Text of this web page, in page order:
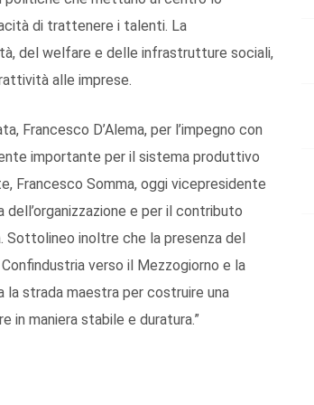
di trattenere i talenti. La
del welfare e delle infrastrutture sociali,
alle imprese.
Francesco D’Alema, per l’impegno con
importante per il sistema produttivo
Francesco Somma, oggi vicepresidente
e per il contributo
inoltre che la presenza del
verso il Mezzogiorno e la
strada maestra per costruire una
maniera stabile e duratura.”